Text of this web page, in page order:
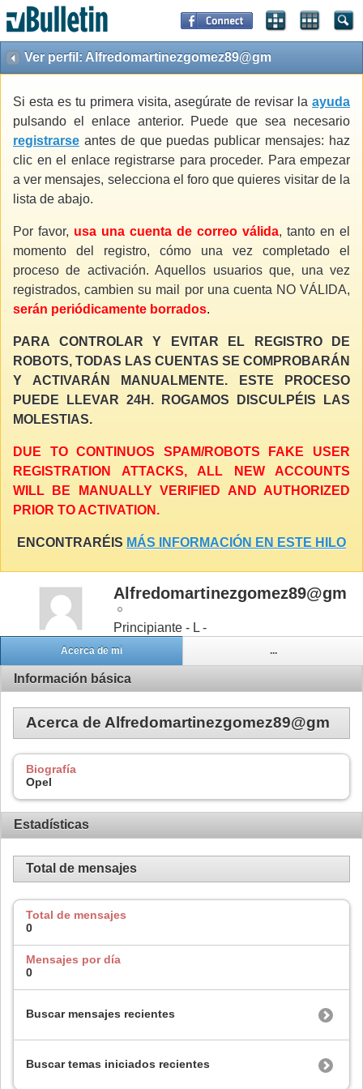
Ver perfil: Alfredomartinezgomez89@gm
Si esta es tu primera visita, asegúrate de revisar la ayuda
pulsando el enlace anterior. Puede que sea necesario
registrarse antes de que puedas publicar mensajes: haz
clic en el enlace registrarse para proceder. Para empezar
a ver mensajes, selecciona el foro que quieres visitar de la
lista de abajo.
Por favor, usa una cuenta de correo válida, tanto en el
momento del registro, cómo una vez completado el
proceso de activación. Aquellos usuarios que, una vez
registrados, cambien su mail por una cuenta NO VÁLIDA,
serán periódicamente borrados.
PARA CONTROLAR Y EVITAR EL REGISTRO DE
ROBOTS, TODAS LAS CUENTAS SE COMPROBARÁN
Y ACTIVARÁN MANUALMENTE. ESTE PROCESO
PUEDE LLEVAR 24H. ROGAMOS DISCULPÉIS LAS
MOLESTIAS.
DUE TO CONTINUOS SPAM/ROBOTS FAKE USER
REGISTRATION ATTACKS, ALL NEW ACCOUNTS
WILL BE MANUALLY VERIFIED AND AUTHORIZED
PRIOR TO ACTIVATION.
ENCONTRARÉIS MÁS INFORMACIÓN EN ESTE HILO
Alfredomartinezgomez89@gm
Principiante - L -
Acerca de mi ...
Información básica
Acerca de Alfredomartinezgomez89@gm
Biografía
Opel
Estadísticas
Total de mensajes
Total de mensajes
0
Mensajes por día
0
Buscar mensajes recientes
Buscar temas iniciados recientes